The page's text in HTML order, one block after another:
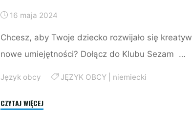
16 maja 2024
Chcesz, aby Twoje dziecko rozwijało się
nowe umiejętności? Dołącz do Klubu Sezam …
Język obcy JĘZYK OBCY niemiecki
CZYTAJ WIĘCEJ"ODKRYJ